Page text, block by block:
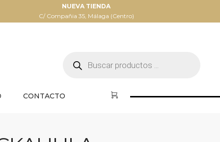
NUEVA TIENDA
C/ Compañia 35, Málaga (Centro)
productos
CONTACTO